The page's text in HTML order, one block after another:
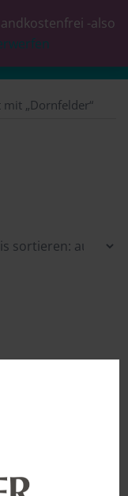
-also
0
„Dornfelder“